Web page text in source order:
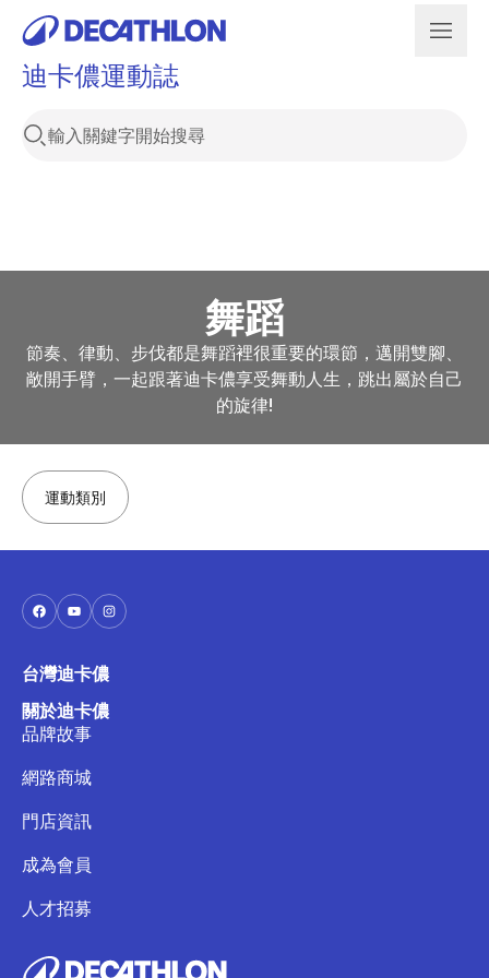
迪卡儂運動誌
舞蹈
節奏、律動、步伐都是舞蹈裡很重要的環節，邁開雙腳、
敞開手臂，一起跟著迪卡儂享受舞動人生，跳出屬於自己
的旋律!
運動類別
台灣迪卡儂
關於迪卡儂
品牌故事
網路商城
門店資訊
成為會員
人才招募